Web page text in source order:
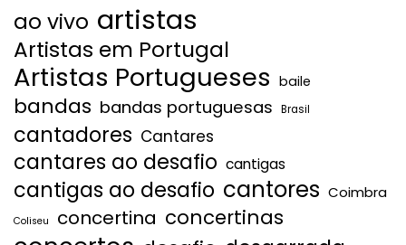
ao vivo artistas
Artistas em Portugal
Artistas Portugueses baile
bandas bandas portuguesas Brasil
cantadores Cantares
cantares ao desafio cantigas
cantigas ao desafio cantores Coimbra
Coliseu concertina concertinas